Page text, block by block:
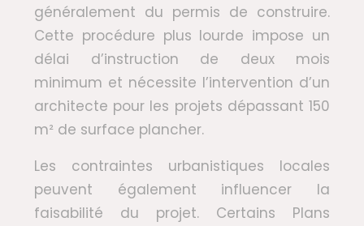
généralement du permis de construire.
Cette procédure plus lourde impose un
délai d’instruction de deux mois
minimum et nécessite l’intervention d’un
architecte pour les projets dépassant 150
m² de surface plancher.
Les contraintes urbanistiques locales
peuvent également influencer la
faisabilité du projet. Certains Plans